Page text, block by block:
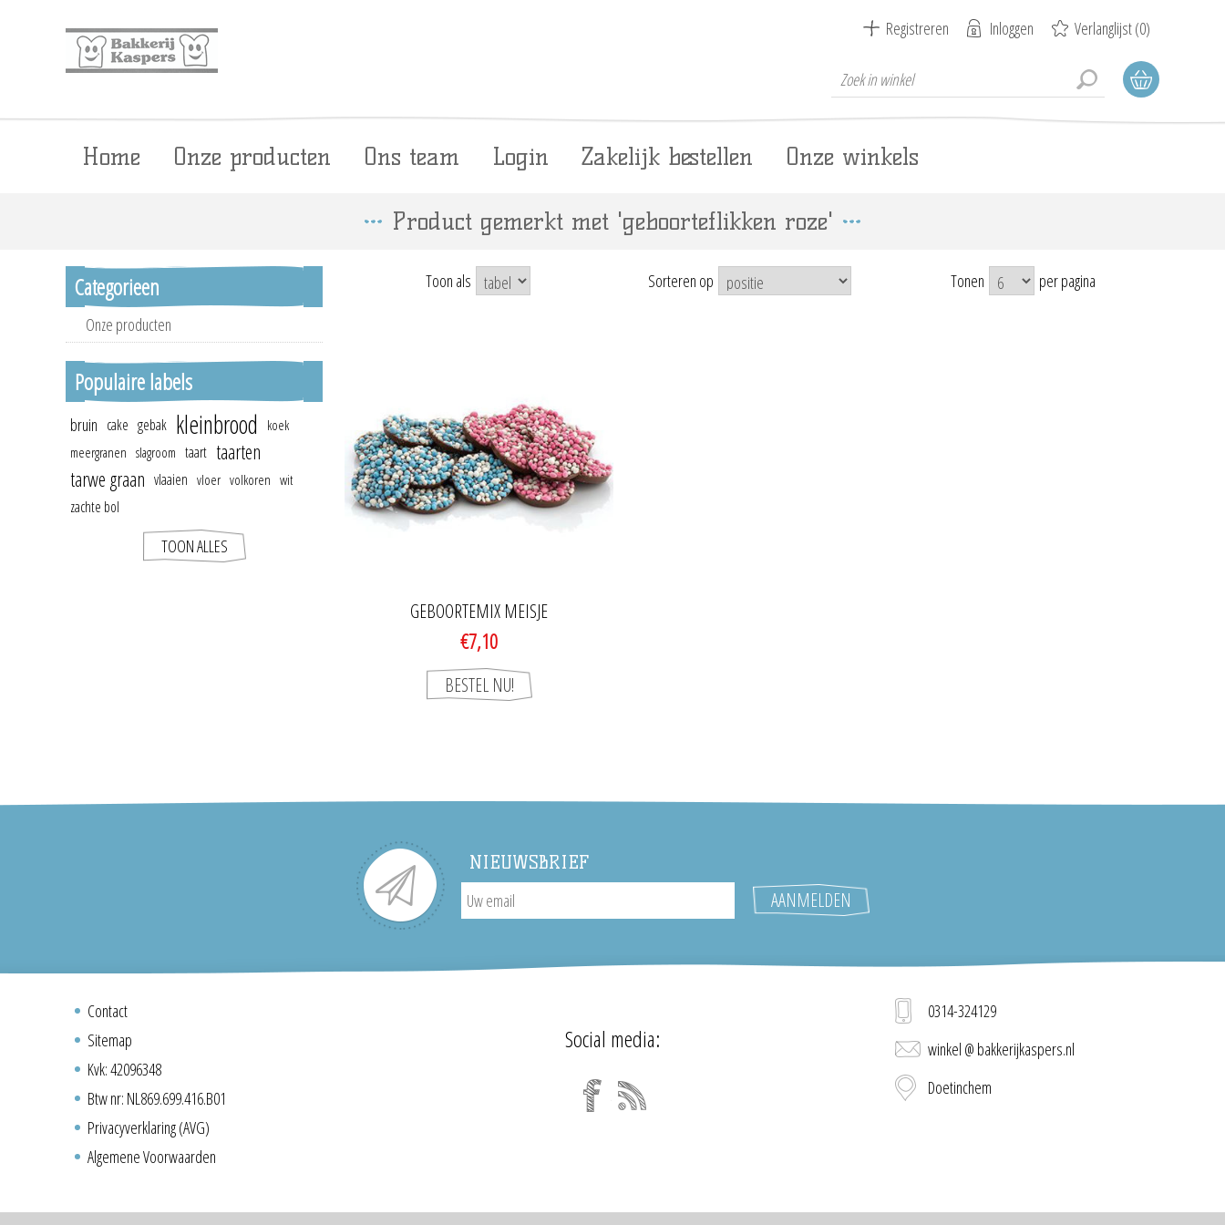
Registreren Inloggen Verlanglijst(0)
Home Onze producten Ons team Login Zakelijk bestellen Onze winkels
Product gemerkt met 'geboorteflikken roze'
Toon als Sorteren op Tonen per pagina
GEBOORTEMIX MEISJE
€7,10
Categorieen
Onze producten
Populaire labels
bruin cake gebak kleinbrood
koek
meergranen slagroom taart taarten
tarwe graan vlaaien vloer volkoren wit
zachte bol
TOON ALLES
NIEUWSBRIEF
Contact
Sitemap
Kvk: 42096348
Btw nr: NL869.699.416.B01
Privacyverklaring (AVG)
Algemene Voorwaarden
Social media:
0314-324129
winkel @ bakkerijkaspers.nl
Doetinchem